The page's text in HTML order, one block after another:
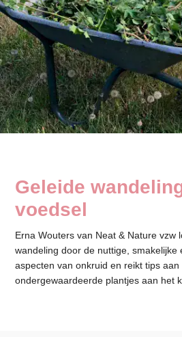
Geleide
voedsel
Erna Wouters van Neat & Nature vzw
wandeling door de nuttige, smakelijke
aspecten van onkruid en reikt tips
ondergewaardeerde plantjes aan het